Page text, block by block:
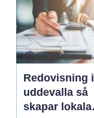
Redovisning i
uddevalla så
skapar lokala